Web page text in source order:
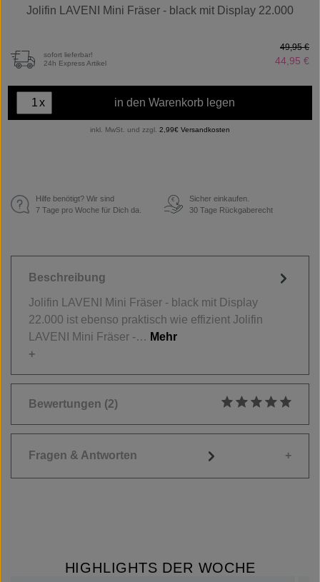
Jolifin LAVENI Mini Fräser - black mit Display 22.000
sofort lieferbar!
24h Express Artikel
44,95 €
49,95 €
x in den Warenkorb legen
inkl. MwSt. und zzgl. 2,99€ Versandkosten
Hilfe benötigt? Wir sind
7 Tage pro Woche für Dich da.
€
Sicher einkaufen.
30 Tage Rückgaberecht
Beschreibung
Jolifin LAVENI Mini Fräser - black mit Display
22.000 ist ebenso praktisch wie effizient Jolifin
LAVENI Mini Fräser -… Mehr
Bewertungen (2)
Fragen & Antworten
HIGHLIGHTS DER WOCHE